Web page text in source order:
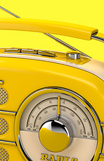
Sala i la categoria
tancar les lligues
partits d’aquests
de Mataró. És la
els dos clubs
actuacions d’alguns
rebentar la lluna de
la seva última visita.
en 9 posició a la
rival del cap de